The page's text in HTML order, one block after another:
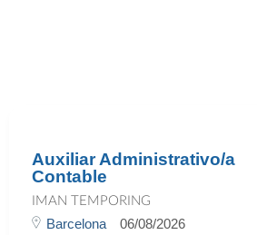
Auxiliar Administrativo/a
Contable
IMAN TEMPORING
Barcelona 06/08/2026